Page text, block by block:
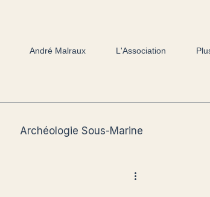
André Malraux L'Association
Archéologie Sous-Marine